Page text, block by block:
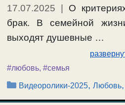
17.07.2025 | О
брак. В семейной
выходят душевные …
#любовь, #семья
Рубрики
Видеоролики-2025,Любовь